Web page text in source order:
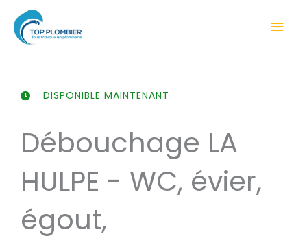
contenu
DISPONIBLE MAINTENANT
Débouchage LA
HULPE - WC, évier,
égout,